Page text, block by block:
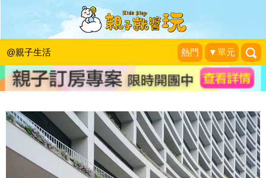
@親子生活 熱門 ▼單元
泰迪熊現身世界名畫，開啟孩子對藝術
的興趣！濟州泰迪熊展
走走停停,小燈泡在旅行|2014-11-28